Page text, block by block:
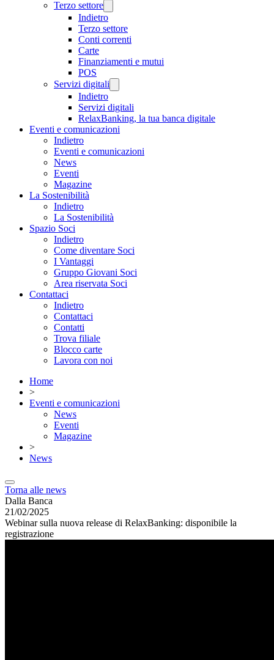
Terzo settore
Indietro
Terzo settore
Conti correnti
Carte
Finanziamenti e mutui
POS
Servizi digitali
Indietro
Servizi digitali
RelaxBanking, la tua banca digitale
Eventi e comunicazioni
Indietro
Eventi e comunicazioni
News
Eventi
Magazine
La Sostenibilità
Indietro
La Sostenibilità
Spazio Soci
Indietro
Come diventare Soci
I Vantaggi
Gruppo Giovani Soci
Area riservata Soci
Contattaci
Indietro
Contattaci
Contatti
Trova filiale
Blocco carte
Lavora con noi
Home
>
Eventi e comunicazioni
News
Eventi
Magazine
>
News
Torna alle news
Dalla Banca
21/02/2025
Webinar sulla nuova release di RelaxBanking: disponibile la
registrazione